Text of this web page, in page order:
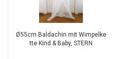
Ø55cm Baldachin mit Wimpelke
tte Kind & Baby, STERN